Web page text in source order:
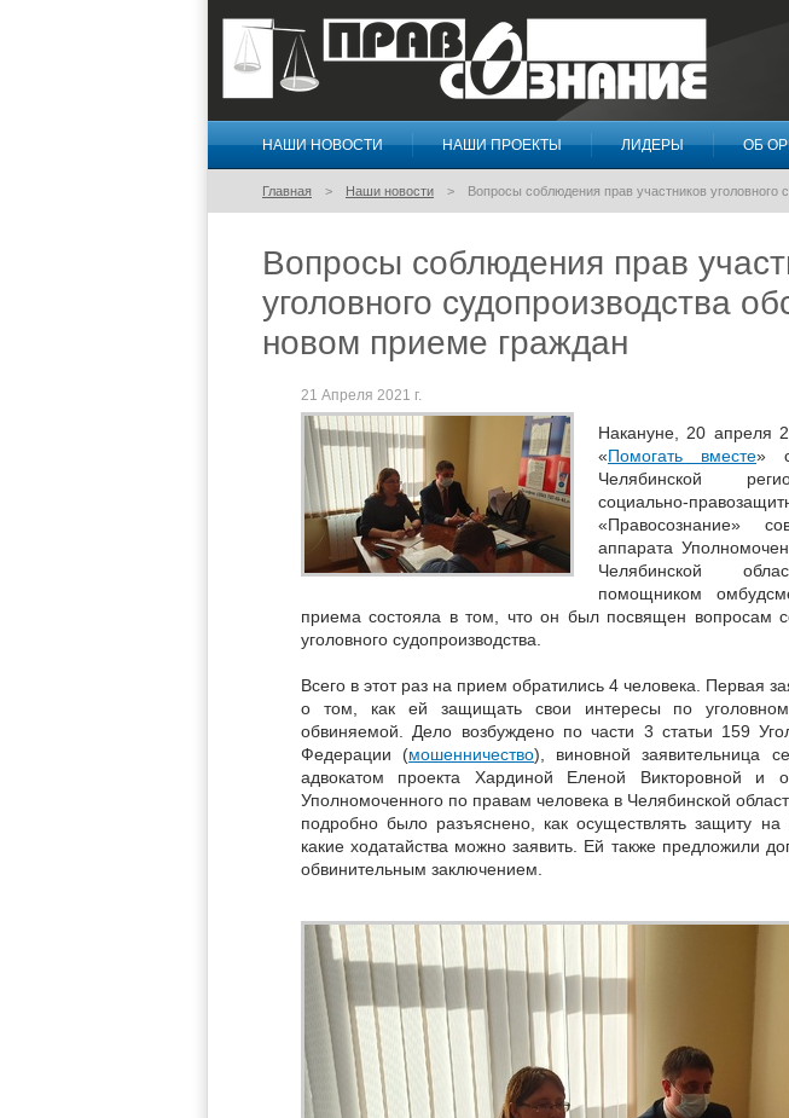
Правосознание
НАШИ НОВОСТИ НАШИ ПРОЕКТЫ ЛИДЕРЫ ОБ
Главная Наши новости Вопросы соблюдения прав участников
Вопросы соблюдения прав
уголовного судопроизводства
новом приеме граждан
21 Апреля 2021 г.
Накануне, 20 апреля
«Помогать вместе»
Челябинской
социально-
«Правосознание»
аппарата
Челябинской
помощником
приема состояла в том, что он был посвящен вопросам
уголовного судопроизводства.
Всего в этот раз на прием обратились 4 человека. Первая
о том, как ей защищать свои интересы по
обвиняемой. Дело возбуждено по части 3 статьи 159
Федерации (мошенничество), виновной заявительница
адвокатом проекта Хардиной Еленой Викторовной и
Уполномоченного по правам человека в Челябинской
подробно было разъяснено, как осуществлять защиту на
какие ходатайства можно заявить. Ей также предложили
обвинительным заключением.